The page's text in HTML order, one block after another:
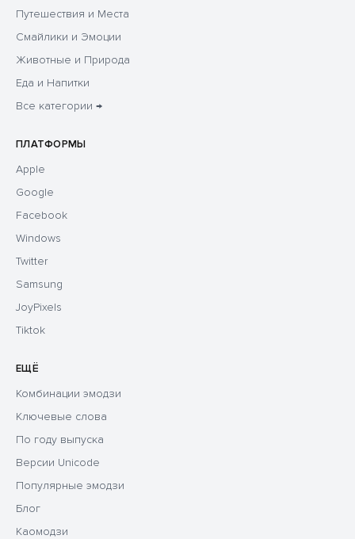
Путешествия и Места
Смайлики и Эмоции
Животные и Природа
Еда и Напитки
Все категории →
ПЛАТФОРМЫ
Apple
Google
Facebook
Windows
Twitter
Samsung
JoyPixels
Tiktok
ЕЩЁ
Комбинации эмодзи
Ключевые слова
По году выпуска
Версии Unicode
Популярные эмодзи
Блог
Каомодзи